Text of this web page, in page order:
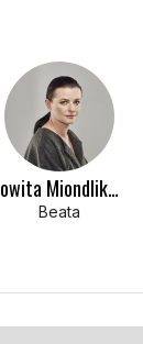
Jowita Miondlikowska
Beata